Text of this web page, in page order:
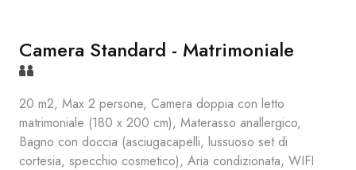
Camera Standard - Matrimoniale
20 m2, Max 2 persone, Camera doppia con letto
matrimoniale (180 x 200 cm), Materasso anallergico,
Bagno con doccia (asciugacapelli, lussuoso set di
cortesia, specchio cosmetico), Aria condizionata, WIFI